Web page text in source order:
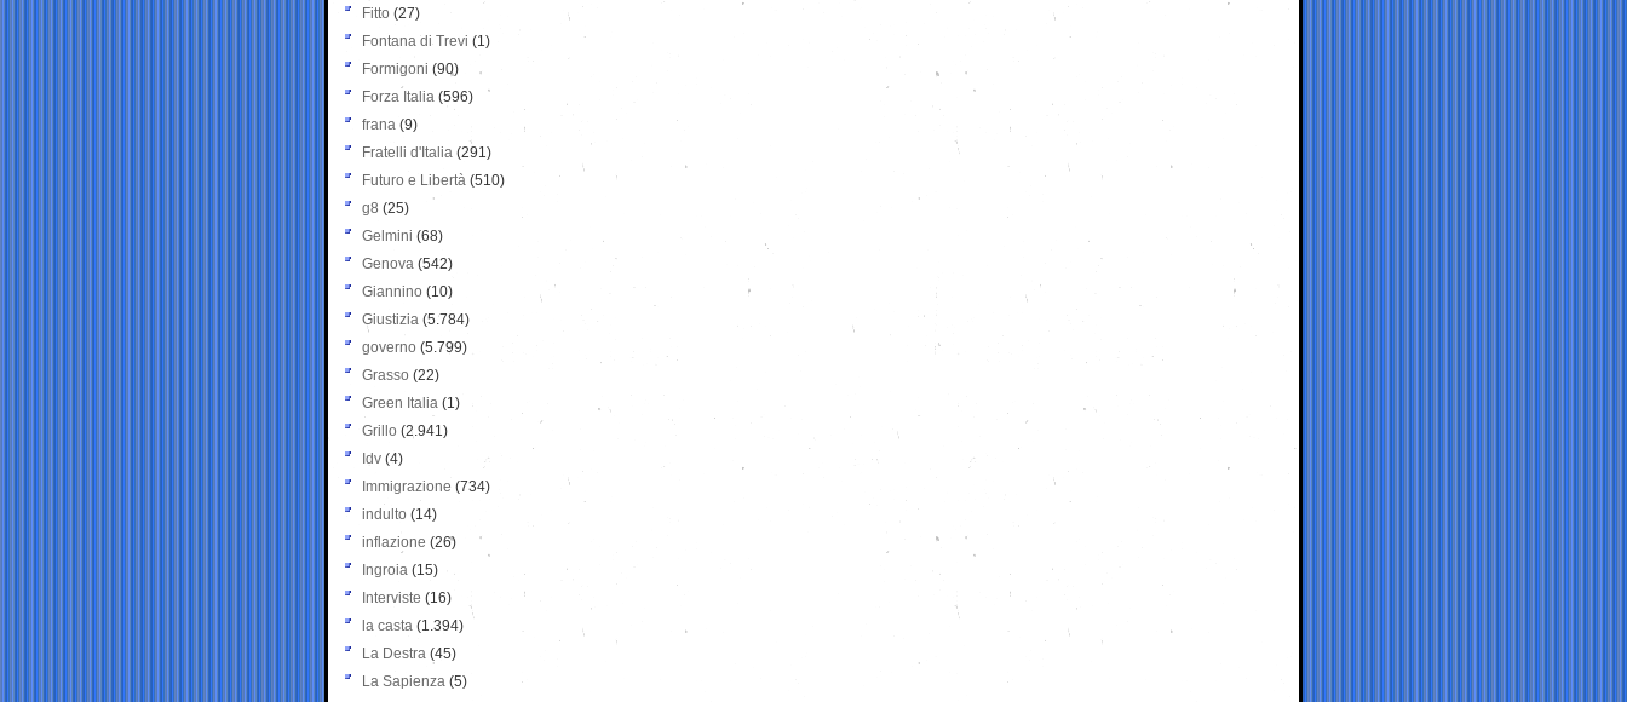
Fitto (27)
Fontana di Trevi (1)
Formigoni (90)
Forza Italia (596)
frana (9)
Fratelli d'Italia (291)
Futuro e Libertà (510)
g8 (25)
Gelmini (68)
Genova (542)
Giannino (10)
Giustizia (5.784)
governo (5.799)
Grasso (22)
Green Italia (1)
Grillo (2.941)
Idv (4)
Immigrazione (734)
indulto (14)
inflazione (26)
Ingroia (15)
Interviste (16)
la casta (1.394)
La Destra (45)
La Sapienza (5)